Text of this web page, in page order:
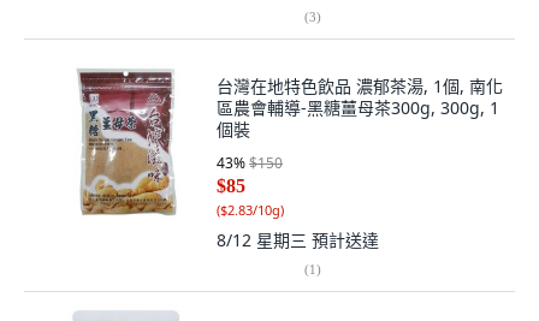
(3)
台灣在地特色飲品 濃郁茶湯, 1個, 南化
區農會輔導-黑糖薑母茶300g, 300g, 1
個裝
43%$150
$85
($2.83/10g)
8/12 星期三 預計送達
(1)